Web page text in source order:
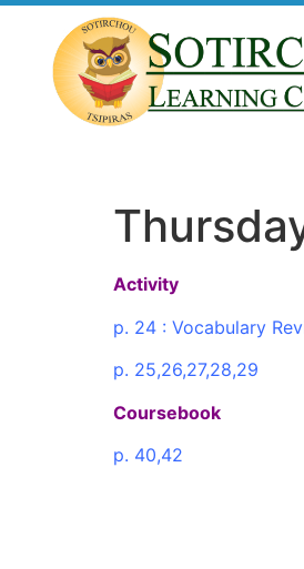
Activity
p. 24 : Vocabulary
p. 25,26,27,28,29
Coursebook
p. 40,42